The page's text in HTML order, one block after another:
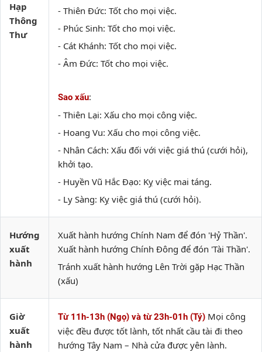
Hạp
Thông
Thư
- Thiên Đức: Tốt cho mọi việc.
- Phúc Sinh: Tốt cho mọi việc.
- Cát Khánh: Tốt cho mọi việc.
- Âm Đức: Tốt cho mọi việc.
Sao xấu:
- Thiên Lại: Xấu cho mọi công việc.
- Hoang Vu: Xấu cho mọi công việc.
- Nhân Cách: Xấu đối với việc giá thú (cưới hỏi),
khởi tạo.
- Huyền Vũ Hắc Đạo: Kỵ việc mai táng.
- Ly Sàng: Kỵ việc giá thú (cưới hỏi).
Hướng
xuất
hành
Xuất hành hướng Chính Nam để đón 'Hỷ Thần'.
Xuất hành hướng Chính Đông để đón 'Tài Thần'.
Tránh xuất hành hướng Lên Trời gặp Hạc Thần
(xấu)
Giờ
xuất
hành
Từ 11h-13h (Ngọ) và từ 23h-01h (Tý) Mọi công
việc đều được tốt lành, tốt nhất cầu tài đi theo
hướng Tây Nam – Nhà cửa được yên lành.